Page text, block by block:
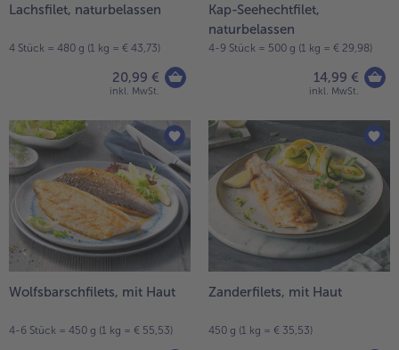
Lachsfilet, naturbelassen
4 Stück = 480 g (1 kg = € 43,73)
20,99 €
inkl. MwSt.
Kap-Seehechtfilet,
naturbelassen
4-9 Stück = 500 g (1 kg = € 29,98)
14,99 €
inkl. MwSt.
Wolfsbarschfilets, mit Haut
4-6 Stück = 450 g (1 kg = € 55,53)
Zanderfilets, mit Haut
450 g (1 kg = € 35,53)